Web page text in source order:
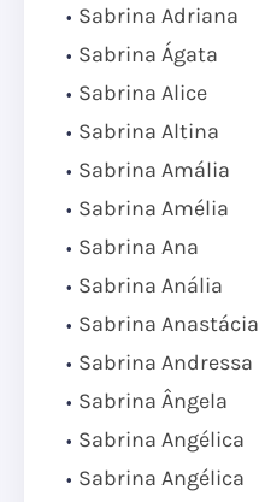
Sabrina Adriana
Sabrina Ágata
Sabrina Alice
Sabrina Altina
Sabrina Amália
Sabrina Amélia
Sabrina Ana
Sabrina Anália
Sabrina Anastácia
Sabrina Andressa
Sabrina Ângela
Sabrina Angélica
Sabrina Angélica